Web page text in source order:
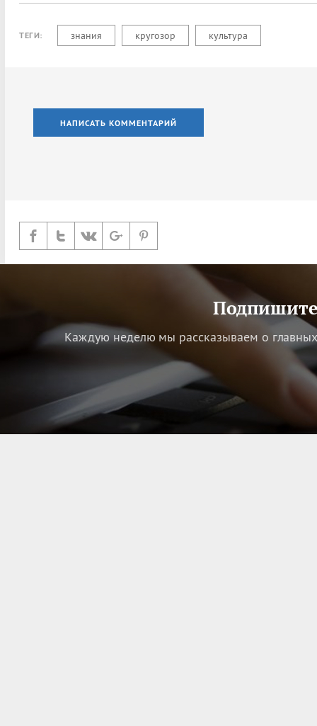
ТЕГИ: знания кругозор культура
НАПИСАТЬ КОММЕНТАРИЙ
Каждую неделю мы рассказываем о главных